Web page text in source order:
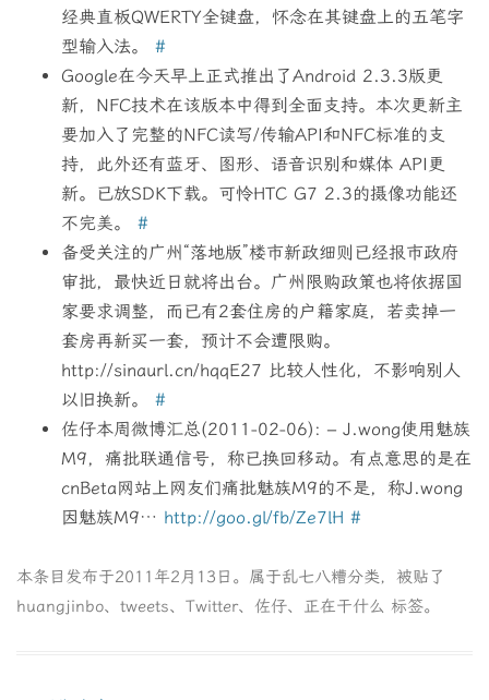
经典直板QWERTY全键盘，怀念在其键盘上的五笔字
型输入法。#
Google在今天早上正式推出了Android 2.3.3版更
新，NFC技术在该版本中得到全面支持。本次更新主
要加入了完整的NFC读写/传输API和NFC标准的支
持，此外还有蓝牙、图形、语音识别和媒体 API更
新。已放SDK下载。可怜HTC G7 2.3的摄像功能还
不完美。#
备受关注的广州“落地版”楼市新政细则已经报市政府
审批，最快近日就将出台。广州限购政策也将依据国
家要求调整，而已有2套住房的户籍家庭，若卖掉一
套房再新买一套，预计不会遭限购。
http://sinaurl.cn/hqqE27 比较人性化，不影响别人
以旧换新。#
佐仔本周微博汇总(2011-02-06): – J.wong使用魅族
M9，痛批联通信号，称已换回移动。有点意思的是在
cnBeta网站上网友们痛批魅族M9的不是，称J.wong
因魅族M9… http://goo.gl/fb/Ze7lH #
本条目发布于2011年2月13日 。属于乱七八糟分类，被贴了
huangjinbo、 tweets、 Twitter、 佐仔、 正在干什么 标签。